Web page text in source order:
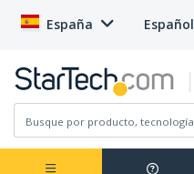
España Español